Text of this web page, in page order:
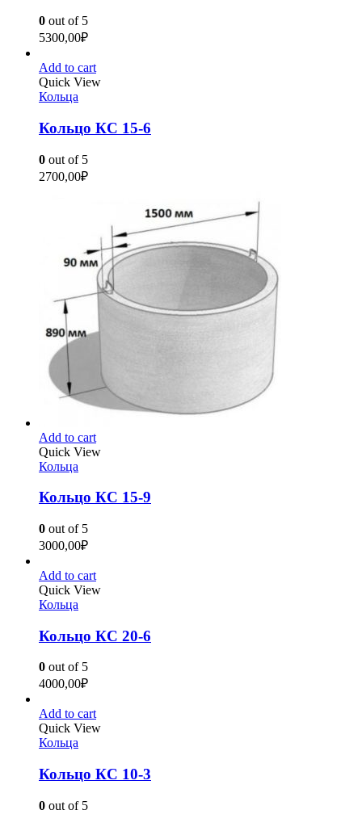
0 out of 5
5300,00₽
Add to cart
Quick View
Кольца
Кольцо КС 15-6
0 out of 5
2700,00₽
Add to cart
Quick View
Кольца
Кольцо КС 15-9
0 out of 5
3000,00₽
Add to cart
Quick View
Кольца
Кольцо КС 20-6
0 out of 5
4000,00₽
Add to cart
Quick View
Кольца
Кольцо КС 10-3
0 out of 5